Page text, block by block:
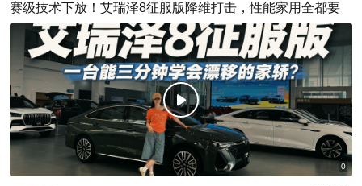
赛级技术下放！艾瑞泽8征服版降维打击，性能家用全都要
0
f